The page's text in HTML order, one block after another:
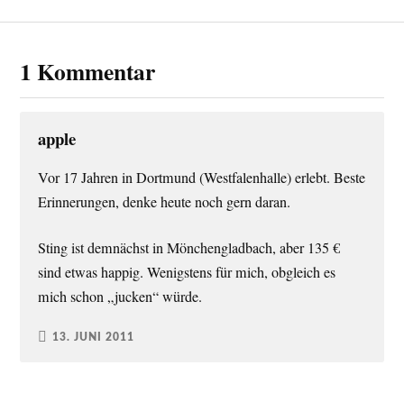
1 Kommentar
apple
Vor 17 Jahren in Dortmund (Westfalenhalle) erlebt. Beste
Erinnerungen, denke heute noch gern daran.
Sting ist demnächst in Mönchengladbach, aber 135 €
sind etwas happig. Wenigstens für mich, obgleich es
mich schon „jucken“ würde.
13. JUNI 2011